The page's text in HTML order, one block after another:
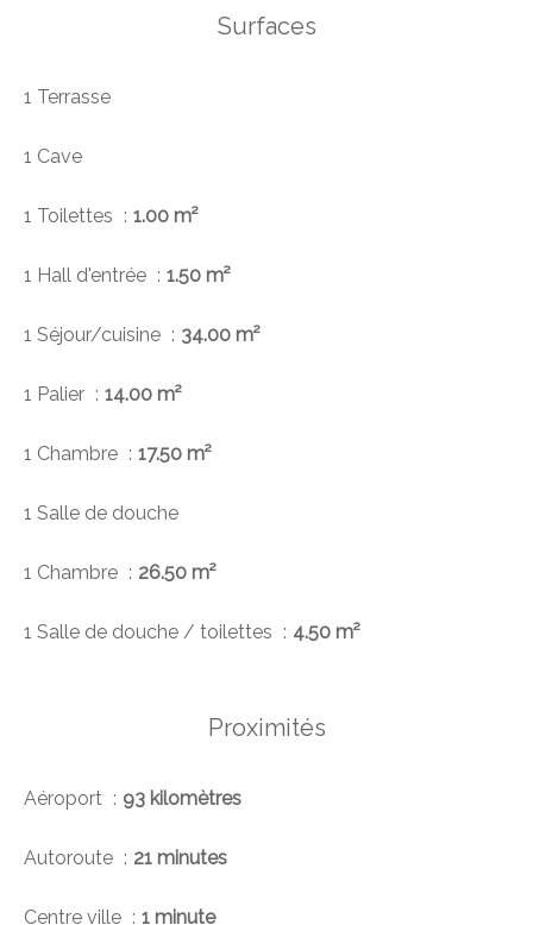
Surfaces
1 Terrasse
1 Cave
1 Toilettes 1.00 m²
1 Hall d'entrée 1.50 m²
1 Séjour/cuisine 34.00 m²
1 Palier 14.00 m²
1 Chambre 17.50 m²
1 Salle de douche
1 Chambre 26.50 m²
1 Salle de douche / toilettes 4.50 m²
Proximités
Aéroport 93 kilomètres
Autoroute 21 minutes
Centre ville 1 minute